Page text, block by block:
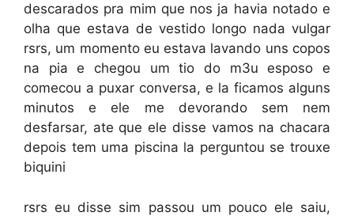
descarados pra mim que nos ja havia notado e
olha que estava de vestido longo nada vulgar
rsrs, um momento eu estava lavando uns copos
na pia e chegou um tio do m3u esposo e
comecou a puxar conversa, e la ficamos alguns
minutos e ele me devorando sem nem
desfarsar, ate que ele disse vamos na chacara
depois tem uma piscina la perguntou se trouxe
biquini
rsrs eu disse sim passou um pouco ele saiu,